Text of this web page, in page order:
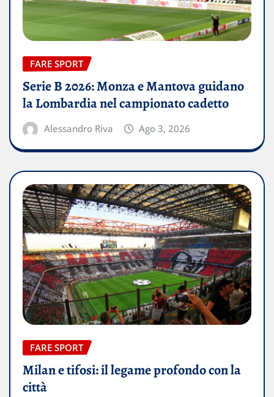
FARE SPORT
Serie B 2026: Monza e Mantova guidano
la Lombardia nel campionato cadetto
Alessandro Riva Ago 3, 2026
FARE SPORT
Milan e tifosi: il legame profondo con la
città